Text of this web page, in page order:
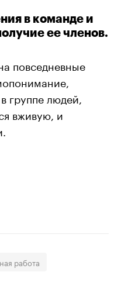
в команде и
ее членов.
повседневные
группе людей,
вживую, и
работа